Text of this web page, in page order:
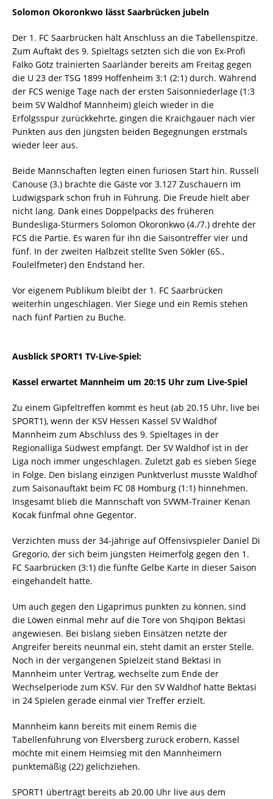
Solomon Okoronkwo lässt Saarbrücken jubeln
Der 1. FC Saarbrücken hält Anschluss an die Tabellenspitze.
Zum Auftakt des 9. Spieltags setzten sich die von Ex-Profi
Falko Götz trainierten Saarländer bereits am Freitag gegen
die U 23 der TSG 1899 Hoffenheim 3:1 (2:1) durch. Während
der FCS wenige Tage nach der ersten Saisonniederlage (1:3
beim SV Waldhof Mannheim) gleich wieder in die
Erfolgsspur zurückkehrte, gingen die Kraichgauer nach vier
Punkten aus den jüngsten beiden Begegnungen erstmals
wieder leer aus.
Beide Mannschaften legten einen furiosen Start hin. Russell
Canouse (3.) brachte die Gäste vor 3.127 Zuschauern im
Ludwigspark schon früh in Führung. Die Freude hielt aber
nicht lang. Dank eines Doppelpacks des früheren
Bundesliga-Stürmers Solomon Okoronkwo (4./7.) drehte der
FCS die Partie. Es waren für ihn die Saisontreffer vier und
fünf. In der zweiten Halbzeit stellte Sven Sökler (65.,
Foulelfmeter) den Endstand her.
Vor eigenem Publikum bleibt der 1. FC Saarbrücken
weiterhin ungeschlagen. Vier Siege und ein Remis stehen
nach fünf Partien zu Buche.
Ausblick SPORT1 TV-Live-Spiel:
Kassel erwartet Mannheim um 20:15 Uhr zum Live-Spiel
Zu einem Gipfeltreffen kommt es heut (ab 20.15 Uhr, live bei
SPORT1), wenn der KSV Hessen Kassel SV Waldhof
Mannheim zum Abschluss des 9. Spieltages in der
Regionalliga Südwest empfängt. Der SV Waldhof ist in der
Liga noch immer ungeschlagen. Zuletzt gab es sieben Siege
in Folge. Den bislang einzigen Punktverlust musste Waldhof
zum Saisonauftakt beim FC 08 Homburg (1:1) hinnehmen.
Insgesamt blieb die Mannschaft von SVWM-Trainer Kenan
Kocak fünfmal ohne Gegentor.
Verzichten muss der 34-jährige auf Offensivspieler Daniel Di
Gregorio, der sich beim jüngsten Heimerfolg gegen den 1.
FC Saarbrücken (3:1) die fünfte Gelbe Karte in dieser Saison
eingehandelt hatte.
Um auch gegen den Ligaprimus punkten zu können, sind
die Löwen einmal mehr auf die Tore von Shqipon Bektasi
angewiesen. Bei bislang sieben Einsätzen netzte der
Angreifer bereits neunmal ein, steht damit an erster Stelle.
Noch in der vergangenen Spielzeit stand Bektasi in
Mannheim unter Vertrag, wechselte zum Ende der
Wechselperiode zum KSV. Für den SV Waldhof hatte Bektasi
in 24 Spielen gerade einmal vier Treffer erzielt.
Mannheim kann bereits mit einem Remis die
Tabellenführung von Elversberg zurück erobern, Kassel
möchte mit einem Heimsieg mit den Mannheimern
punktemäßig (22) gelichziehen.
SPORT1 überträgt bereits ab 20.00 Uhr live aus dem